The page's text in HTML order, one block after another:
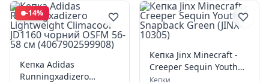
-14%
Кепка Adidas
Runningxadizero
Кепка Jinx Minecraft -
Creeper Sequin Youth
Snapback Green (JINX-
Кепки